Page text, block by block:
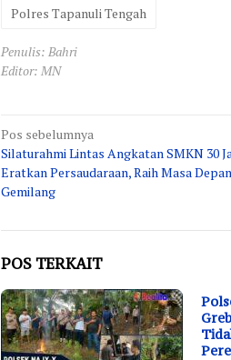
Polres Tapanuli Tengah
Penulis: Bahri
Editor: MN
Navigasi
pos
Pos sebelumnya
Silaturahmi Lintas Angkatan SMKN 30
Eratkan Persaudaraan, Raih Masa Depan
Gemilang
POS TERKAIT